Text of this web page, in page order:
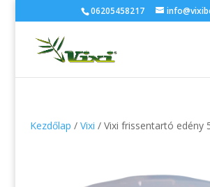
06205458217
Kezdőlap / Vixi / Vixi frissentartó edény